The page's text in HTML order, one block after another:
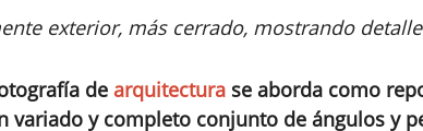
exterior, más cerrado, mostrando
de arquitectura se aborda como
variado y completo conjunto de ángulos y